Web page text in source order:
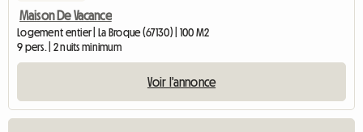
Maison De Vacance
Logement entier | La Broque (67130) | 100 M2
9 pers. | 2 nuits minimum
Voir l'annonce